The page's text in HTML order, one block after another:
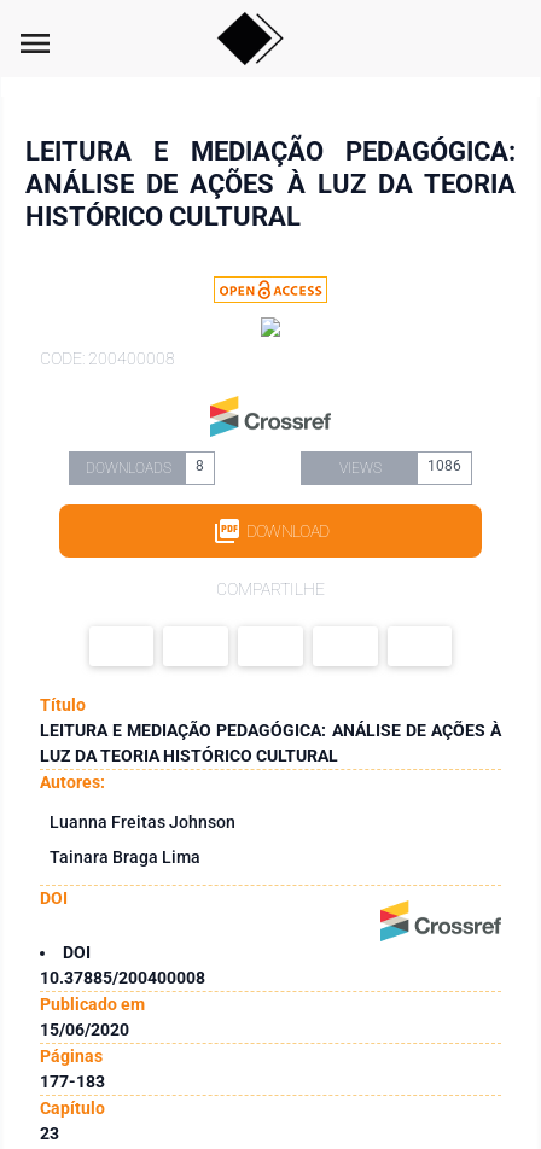
menu
LEITURA E MEDIAÇÃO PEDAGÓGICA:
ANÁLISE DE AÇÕES À LUZ DA TEORIA
HISTÓRICO CULTURAL
CODE: 200400008
DOWNLOADS 8 VIEWS 1086
DOWNLOAD
COMPARTILHE
Título
LEITURA E MEDIAÇÃO PEDAGÓGICA: ANÁLISE DE AÇÕES À
LUZ DA TEORIA HISTÓRICO CULTURAL
Autores:
Luanna Freitas Johnson
Tainara Braga Lima
DOI
DOI
10.37885/200400008
Publicado em
15/06/2020
Páginas
177-183
Capítulo
23